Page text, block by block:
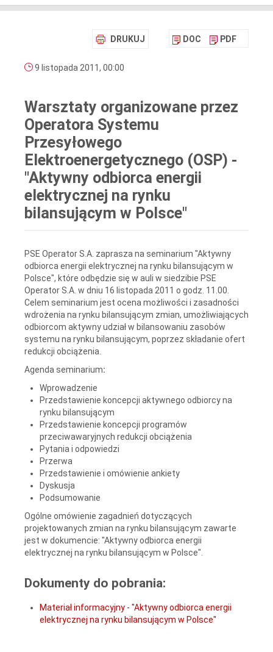
DRUKUJ DOC PDF
9 listopada 2011, 00:00
Warsztaty organizowane przez
Operatora Systemu
Przesyłowego
Elektroenergetycznego (OSP) -
"Aktywny odbiorca energii
elektrycznej na rynku
bilansującym w Polsce"
PSE Operator S.A. zaprasza na seminarium "Aktywny
odbiorca energii elektrycznej na rynku bilansującym w
Polsce", które odbędzie się w auli w siedzibie PSE
Operator S.A. w dniu 16 listopada 2011 o godz. 11.00.
Celem seminarium jest ocena możliwości i zasadności
wdrożenia na rynku bilansującym zmian, umożliwiających
odbiorcom aktywny udział w bilansowaniu zasobów
systemu na rynku bilansującym, poprzez składanie ofert
redukcji obciążenia.
Agenda seminarium:
Wprowadzenie
Przedstawienie koncepcji aktywnego odbiorcy na
rynku bilansującym
Przedstawienie koncepcji programów
przeciwawaryjnych redukcji obciążenia
Pytania i odpowiedzi
Przerwa
Przedstawienie i omówienie ankiety
Dyskusja
Podsumowanie
Ogólne omówienie zagadnień dotyczących
projektowanych zmian na rynku bilansującym zawarte
jest w dokumencie: "Aktywny odbiorca energii
elektrycznej na rynku bilansującym w Polsce".
Dokumenty do pobrania:
Materiał informacyjny - "Aktywny odbiorca energii
elektrycznej na rynku bilansującym w Polsce"